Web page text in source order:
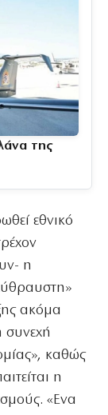
της
εθνικό
η
ακόμα
συνεχή
καθώς
η
«Ενα